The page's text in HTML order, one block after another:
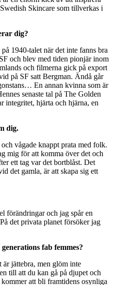
Skincare som tillverkas i
dig?
1940-talet när det inte fanns bra
och blev med tiden pionjär inom
och filmerna gick på export
på SF satt Bergman. Ändå går
En annan kvinna som är
senaste tal på The Golden
integritet, hjärta och hjärna, en
dig.
vågade knappt prata med folk.
mig för att komma över det och
ett tag var det bortblåst. Det
det gamla, är att skapa sig ett
förändringar och jag spår en
det privata planet försöker jag
fab femmes?
jättebra, men glöm inte
till att du kan gå på djupet och
att bli framtidens osynliga